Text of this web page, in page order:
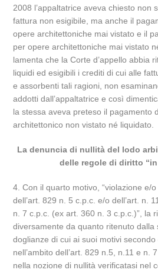
2008 l’appaltatrice aveva chiesto non
fattura non esigibile, ma anche il
opere architettoniche mai vistato e il
per opere architettoniche mai vistato
lamenta che la Corte d’appello abbia
liquidi ed esigibili i crediti di cui alle
e assorbenti tali ragioni, non
addotti dall’appaltatrice e così
la stessa aveva preteso il pagamento
architettonico non vistato né liquidato.
La denuncia di nullità del lodo
delle regole di diritto
4. Con il quarto motivo, “violazione e/
dell’art. 829 n. 5 c.p.c. e/o dell’art. n.
n. 7 c.p.c. (ex art. 360 n. 3 c.p.c.)”, la
diversamente da quanto ritenuto dalla
doglianze di cui ai suoi motivi
nell’ambito dell’art. 829 n.5, n.11 e n.
nella nozione di nullità verificatasi nel